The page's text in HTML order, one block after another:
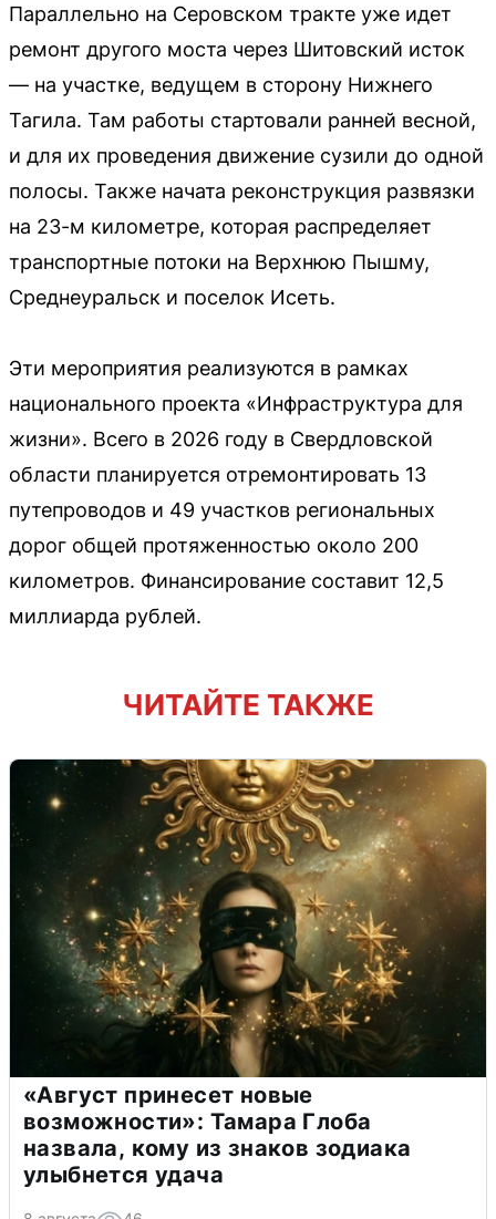
Параллельно на Серовском тракте уже идет
ремонт другого моста через Шитовский исток
— на участке, ведущем в сторону Нижнего
Тагила. Там работы стартовали ранней весной,
и для их проведения движение сузили до одной
полосы. Также начата реконструкция развязки
на 23-м километре, которая распределяет
транспортные потоки на Верхнюю Пышму,
Среднеуральск и поселок Исеть.
Эти мероприятия реализуются в рамках
национального проекта «Инфраструктура для
жизни». Всего в 2026 году в Свердловской
области планируется отремонтировать 13
путепроводов и 49 участков региональных
дорог общей протяженностью около 200
километров. Финансирование составит 12,5
миллиарда рублей.
ЧИТАЙТЕ ТАКЖЕ
«Август принесет новые
возможности»: Тамара Глоба
назвала, кому из знаков зодиака
улыбнется удача